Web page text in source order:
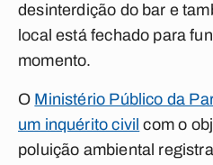
desinterdição do bar e
local está fechado para
momento.
O Ministério Público da
um inquérito civil com o
poluição ambiental